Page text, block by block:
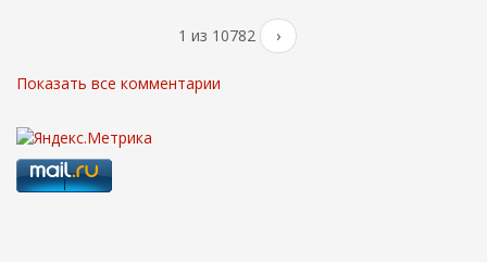
1 из 10782 ›
Показать все комментарии